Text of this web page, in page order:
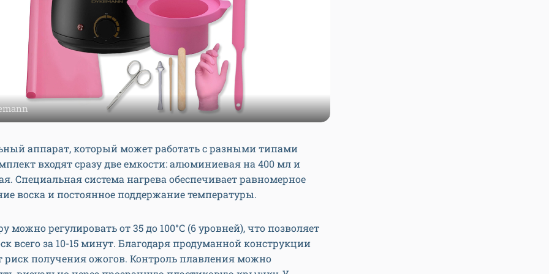
аппарат, который может работать с разными типами
входят сразу две емкости: алюминиевая на 400 мл и
Специальная система нагрева обеспечивает равномерное
воска и постоянное поддержание температуры.
можно регулировать от 35 до 100°C (6 уровней), что позволяет
всего за 10-15 минут. Благодаря продуманной конструкции
риск получения ожогов. Контроль плавления можно